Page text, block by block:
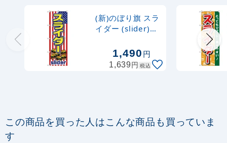
売り切れ中
購入不可
定番のぼり竿 オリジナルのぼりポール
1.6～3m 伸縮式 水色 (30537SBL)
定番のぼり竿 オリジナルのぼりポール
(新)のぼり旗 スラ
イダー (slider)
1,490円
1,639円 税込
この商品を買った人はこんな商品も買っていま
す